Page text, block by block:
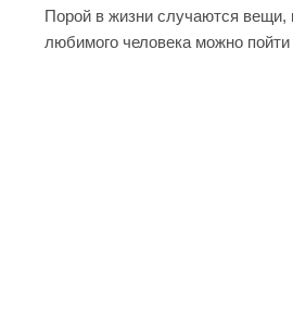
Порой в жизни случаются вещи,
любимого человека можно